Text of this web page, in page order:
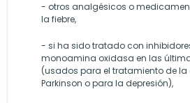
- otros analgésicos o
la fiebre,
- si ha sido tratado con
monoamina oxidasa en las
(usados para el tratamiento de
Parkinson o para la depresión),